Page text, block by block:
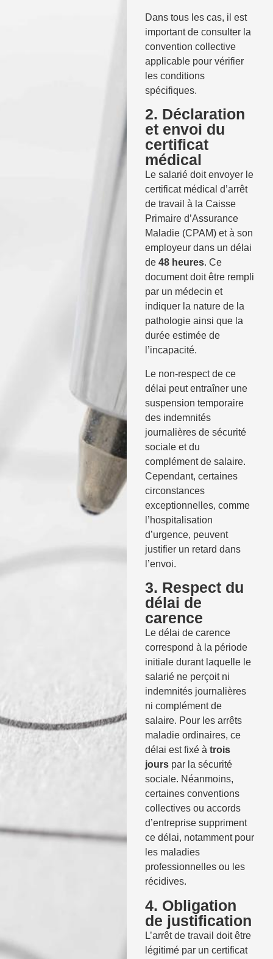
Dans tous les cas, il est
important de consulter la
convention collective
applicable pour vérifier
les conditions
spécifiques.
2. Déclaration
et envoi du
certificat
médical
Le salarié doit envoyer le
certificat médical d’arrêt
de travail à la Caisse
Primaire d’Assurance
Maladie (CPAM) et à son
employeur dans un délai
de 48 heures. Ce
document doit être rempli
par un médecin et
indiquer la nature de la
pathologie ainsi que la
durée estimée de
l’incapacité.
Le non-respect de ce
délai peut entraîner une
suspension temporaire
des indemnités
journalières de sécurité
sociale et du
complément de salaire.
Cependant, certaines
circonstances
exceptionnelles, comme
l’hospitalisation
d’urgence, peuvent
justifier un retard dans
l’envoi.
3. Respect du
délai de
carence
Le délai de carence
correspond à la période
initiale durant laquelle le
salarié ne perçoit ni
indemnités journalières
ni complément de
salaire. Pour les arrêts
maladie ordinaires, ce
délai est fixé à trois
jourspar la sécurité
sociale. Néanmoins,
certaines conventions
collectives ou accords
d’entreprise suppriment
ce délai, notamment pour
les maladies
professionnelles ou les
récidives.
4. Obligation
de justification
L’arrêt de travail doit être
légitimé par un certificat